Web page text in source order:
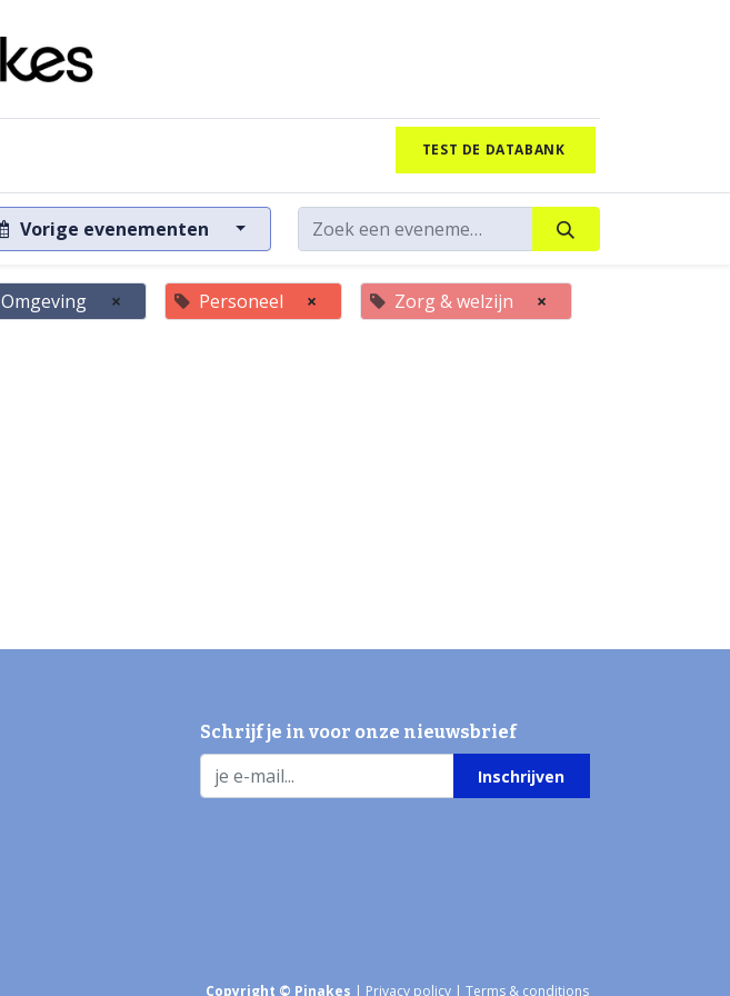
TEST DE DATABANK
Vorige evenementen
Omgeving × Personeel × Zorg & welzijn ×
Schrijf je in voor onze nieuwsbrief
Inschrijven
Copyright © Pinakes | Privacy policy | Terms & conditions